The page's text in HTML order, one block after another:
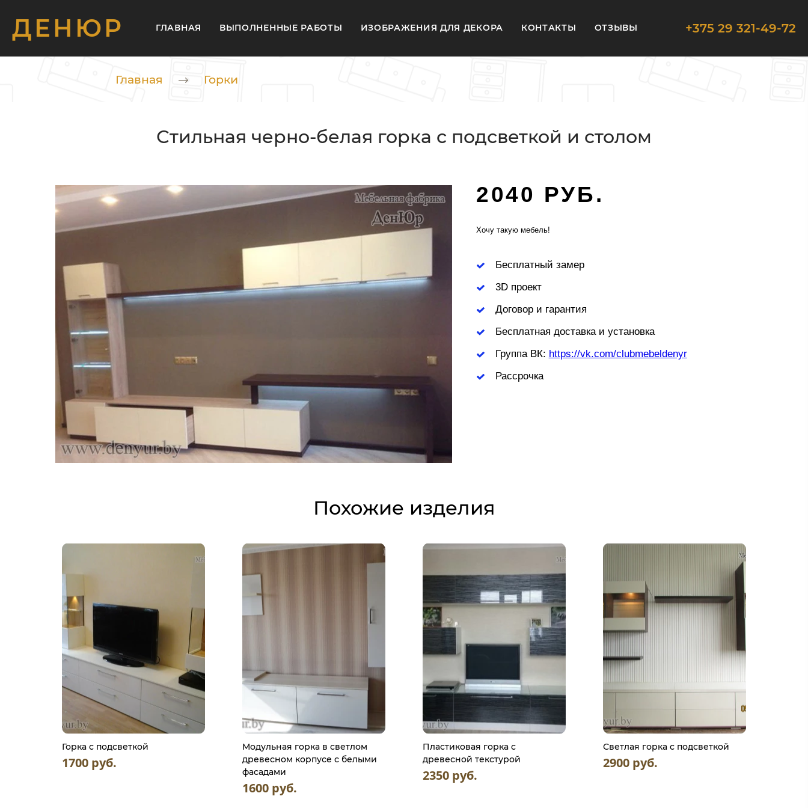
ДЕНЮР ГЛАВНАЯ ВЫПОЛНЕННЫЕ РАБОТЫ ИЗОБРАЖЕНИЯ ДЛЯ ДЕКОРА КОНТАКТЫ ОТЗЫВЫ +375 29 321-49-72
Главная Горки
Стильная черно-белая горка с подсветкой и столом
2040 РУБ.
Хочу такую мебель!
Бесплатный замер
3D проект
Договор и гарантия
Бесплатная доставка и установка
Группа ВК: https://vk.com/clubmebeldenyr
Рассрочка
Похожие изделия
Горка с подсветкой
1700 руб.
Модульная горка в светлом
древесном корпусе с белыми
фасадами
1600 руб.
Пластиковая горка с
древесной текстурой
2350 руб.
Светлая горка с подсветкой
2900 руб.